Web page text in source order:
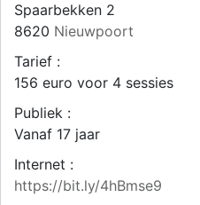
Spaarbekken 2
8620 Nieuwpoort
Tarief :
156 euro voor 4 sessies
Publiek :
Vanaf 17 jaar
Internet :
https://bit.ly/4hBmse9